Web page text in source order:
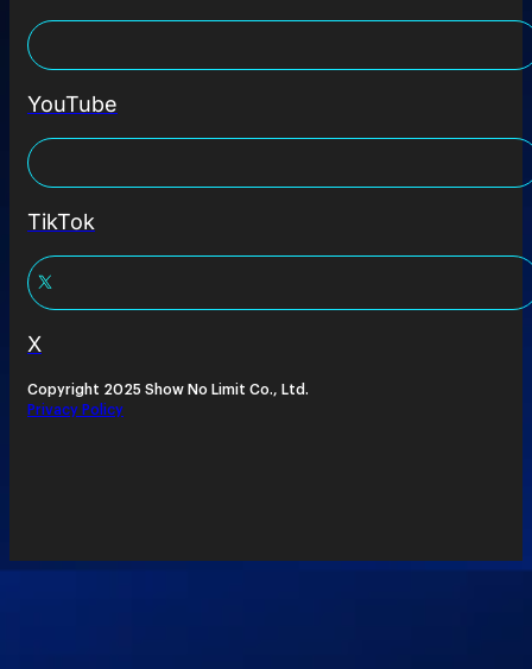
YouTube
TikTok
X
Copyright 2025 Show No Limit Co., Ltd.
Privacy Policy